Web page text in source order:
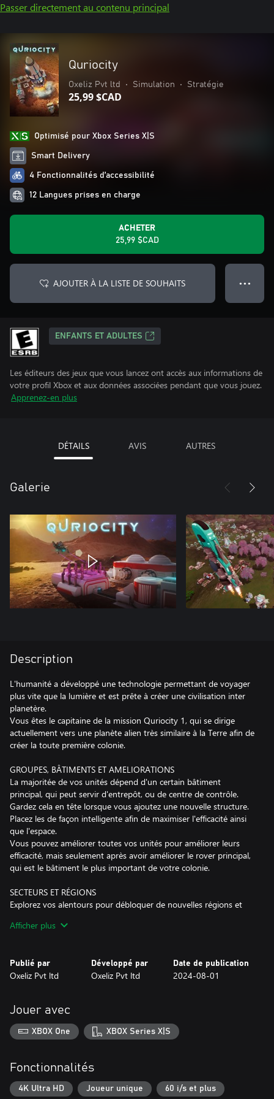
Passer directement au contenu principal
Quriocity
Oxeliz Pvt ltd • Simulation • Stratégie
25,99 $CAD
Optimisé pour Xbox Series X|S
Smart Delivery
4 Fonctionnalités d’accessibilité
12 Langues prises en charge
ACHETER
25,99 $CAD
AJOUTER À LA LISTE DE SOUHAITS ● ● ●
ENFANTS ET ADULTES
Les éditeurs des jeux que vous lancez ont accès aux informations de
votre profil Xbox et aux données associées pendant que vous jouez.
Apprenez-en plus
DÉTAILS AVIS AUTRES
Galerie
Description
L'humanité a développé une technologie permettant de voyager
plus vite que la lumière et est prête à créer une civilisation inter
planetère.
Vous êtes le capitaine de la mission Quriocity 1, qui se dirige
actuellement vers une planète alien très similaire à la Terre afin de
créer la toute première colonie.
GROUPES, BÂTIMENTS ET AMELIORATIONS
La majoritée de vos unités dépend d'un certain bâtiment
principal, qui peut servir d'entrepôt, ou de centre de contrôle.
Gardez cela en tête lorsque vous ajoutez une nouvelle structure.
Placez les de façon intelligente afin de maximiser l'efficacité ainsi
que l'espace.
Vous pouvez améliorer toutes vos unités pour améliorer leurs
efficacité, mais seulement après avoir améliorer le rover principal,
qui est le bâtiment le plus important de votre colonie.
SECTEURS ET RÉGIONS
Explorez vos alentours pour débloquer de nouvelles régions et
secteurs, et chaque secteurs donne accès à differentes ressources.
êtres de vos colons.
Tous le monde souhaite rejoindre votre colonie, alors soyez prêt
à les accueillirs.
Votre mission est de vous assurer qu'ils vivent une vie longue et
prospère, alors soyez certain de leurs donner tout ce dont ils ont
Acceptez ce challenge et vous serez récompensé avec une colonie
Afficher plus
Publié par
Oxeliz Pvt ltd
Développé par
Oxeliz Pvt ltd
Date de publication
2024-08-01
Jouer avec
XBOX One XBOX Series X|S
Fonctionnalités
4K Ultra HD Joueur unique 60 i/s et plus